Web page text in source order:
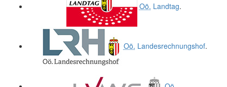
Oö. Landtag.
Oö. Landesrechnungshof.